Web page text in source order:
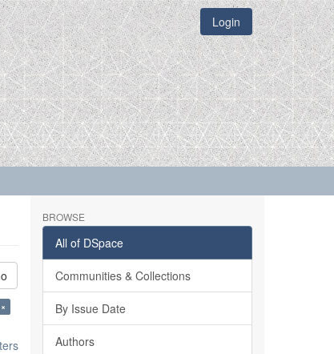
Login
BROWSE
All of DSpace
Communities & Collections
By Issue Date
Authors